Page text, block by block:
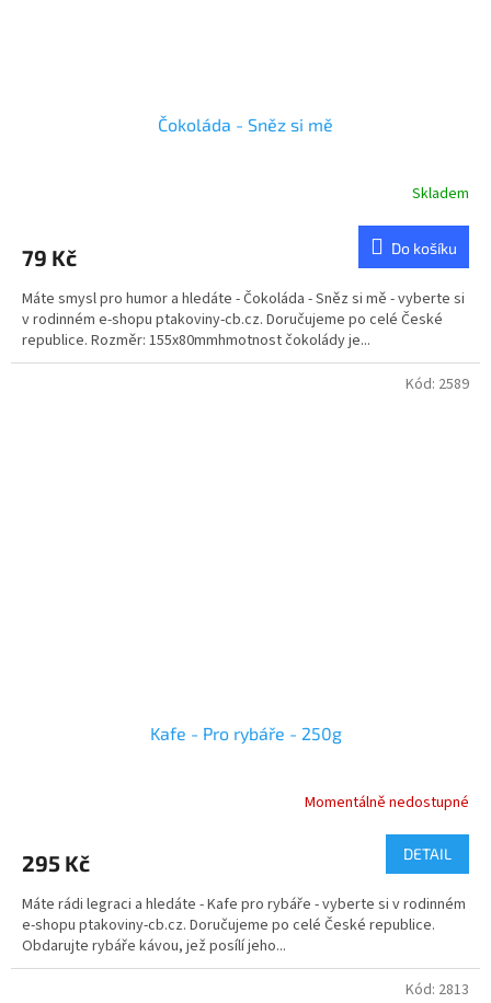
Čokoláda - Sněz si mě
Skladem
79 Kč Do košíku
Máte smysl pro humor a hledáte - Čokoláda - Sněz si mě - vyberte si
v rodinném e-shopu ptakoviny-cb.cz. Doručujeme po celé České
republice. Rozměr: 155x80mmhmotnost čokolády je...
Kafe - Pro rybáře - 250g
Momentálně nedostupné
295 Kč DETAIL
Máte rádi legraci a hledáte - Kafe pro rybáře - vyberte si v rodinném
e-shopu ptakoviny-cb.cz. Doručujeme po celé České republice.
Obdarujte rybáře kávou, jež posílí jeho...
Kód: 2589
Kód: 2813